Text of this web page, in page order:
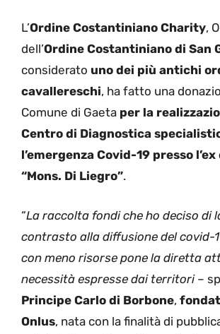
L’Ordine Costantiniano Charity,
dell’Ordine Costantiniano di San
considerato uno dei più antichi
cavallereschi, ha fatto una
Comune di Gaeta per la
Centro di Diagnostica
l’emergenza Covid-19 presso
“Mons. Di Liegro”.
“La raccolta fondi che ho deciso di
contrasto alla diffusione del covid-
con meno risorse pone la diretta
necessità espresse dai territori–
Principe Carlo di Borbone,
Onlus, nata con la finalità di